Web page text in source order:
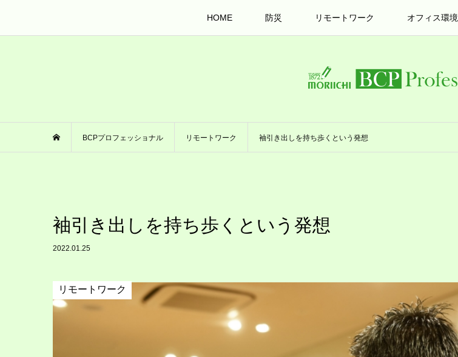
HOME 防災 リモートワーク オフィス環境
BCPプロフェッショナル リモートワーク 袖引き出しを持ち歩くという発想
袖引き出しを持ち歩くという発想
2022.01.25
リモートワーク